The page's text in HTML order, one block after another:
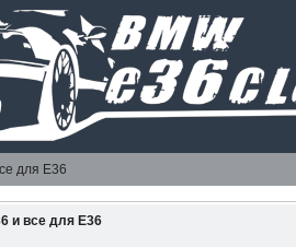
для Е36
и все для Е36